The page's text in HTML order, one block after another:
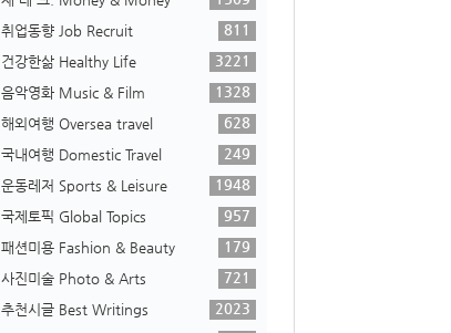
취업동향 Job Recruit
811
건강한삶 Healthy Life
3221
음악영화 Music & Film
1328
해외여행 Oversea travel
628
국내여행 Domestic Travel
249
운동레저 Sports & Leisure
1948
국제토픽 Global Topics
957
패션미용 Fashion & Beauty
179
사진미술 Photo & Arts
721
추천시글 Best Writings
2023